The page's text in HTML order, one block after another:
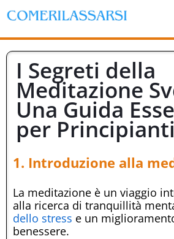
I Segreti della
Meditazione
Una Guida
per Principianti
1. Introduzione alla
La meditazione è un viaggio
alla ricerca di tranquillità
dello stress e un
benessere.